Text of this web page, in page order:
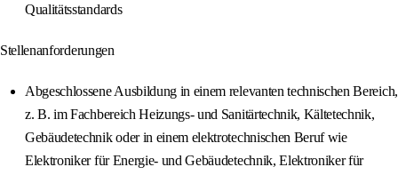
Qualitätsstandards
Stellenanforderungen
Abgeschlossene Ausbildung in einem relevanten technischen Bereich,
z. B. im Fachbereich Heizungs- und Sanitärtechnik, Kältetechnik,
Gebäudetechnik oder in einem elektrotechnischen Beruf wie
Elektroniker für Energie- und Gebäudetechnik, Elektroniker für